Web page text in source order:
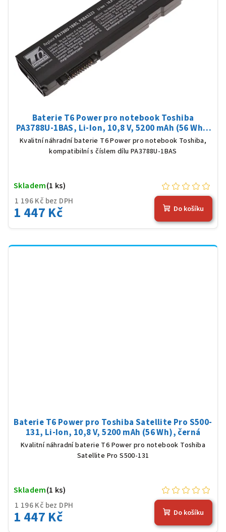
Baterie T6 Power pro notebook Toshiba
PA3788U-1BAS, Li-Ion, 10,8 V, 5200 mAh (56 Wh),
černá
Kvalitní náhradní baterie T6 Power pro notebook Toshiba,
kompatibilní s číslem dílu PA3788U-1BAS
1 196 Kč bez DPH
1 447 Kč
Skladem(1 ks)
Do košíku
Baterie T6 Power pro Toshiba Satellite Pro S500-
131, Li-Ion, 10,8 V, 5200 mAh (56 Wh), černá
Kvalitní náhradní baterie T6 Power pro notebook Toshiba
Satellite Pro S500-131
1 196 Kč bez DPH
1 447 Kč
Skladem(1 ks)
Do košíku